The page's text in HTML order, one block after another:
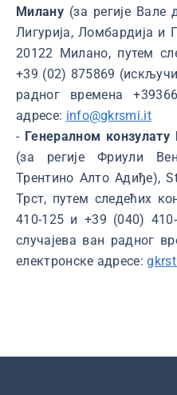
Милану(за регије Вале
Лигурија, Ломбардија и
20122 Милано, путем
+39 (02) 875869
радног времена
адресе: info@gkrsmi.it
- Генералном
(за регије Фриули
Трентино Алто Адиђе),
Трст, путем следећих
410-125 и +39 (040)
случајева ван радног
електронске адресе: